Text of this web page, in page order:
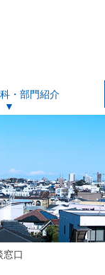
・部門紹介
窓口